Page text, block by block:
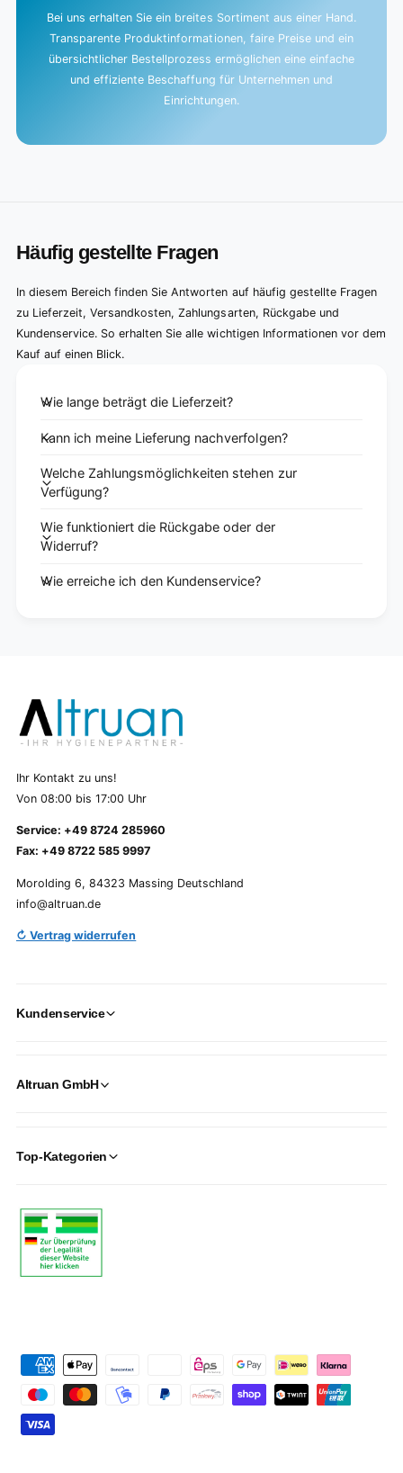
Bei uns erhalten Sie ein breites Sortiment aus einer Hand.
Transparente Produktinformationen, faire Preise und ein
übersichtlicher Bestellprozess ermöglichen eine einfache
und effiziente Beschaffung für Unternehmen und
Einrichtungen.
Häufig gestellte Fragen
In diesem Bereich finden Sie Antworten auf häufig gestellte Fragen
zu Lieferzeit, Versandkosten, Zahlungsarten, Rückgabe und
Kundenservice. So erhalten Sie alle wichtigen Informationen vor dem
Kauf auf einen Blick.
Wie lange beträgt die Lieferzeit?
Kann ich meine Lieferung nachverfolgen?
Welche Zahlungsmöglichkeiten stehen zur
Verfügung?
Wie funktioniert die Rückgabe oder der
Widerruf?
Wie erreiche ich den Kundenservice?
Ihr Kontakt zu uns!
Von 08:00 bis 17:00 Uhr
Service: +49 8724 285960
Fax: +49 8722 585 9997
Morolding 6, 84323 Massing Deutschland
info@altruan.de
↻ Vertrag widerrufen
Kundenservice
Altruan GmbH
Top-Kategorien
m